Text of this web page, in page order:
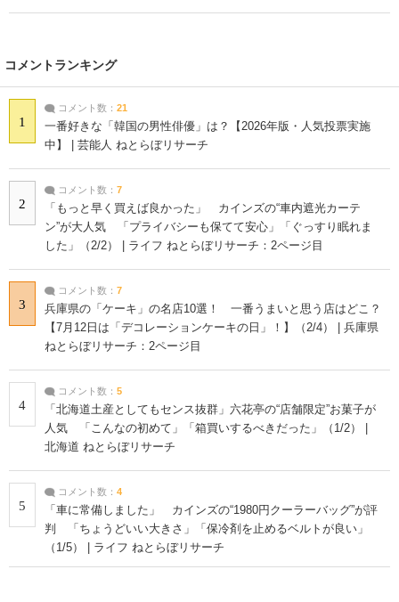
コメントランキング
1
コメント数： 21
一番好きな「韓国の男性俳優」は？【2026年版・人気投票実施
中】 | 芸能人 ねとらぼリサーチ
2
コメント数： 7
「もっと早く買えば良かった」 カインズの“車内遮光カーテ
ン”が大人気 「プライバシーも保てて安心」「ぐっすり眠れま
した」（2/2） | ライフ ねとらぼリサーチ：2ページ目
3
コメント数： 7
兵庫県の「ケーキ」の名店10選！ 一番うまいと思う店はどこ？
【7月12日は「デコレーションケーキの日」！】（2/4） | 兵庫県
ねとらぼリサーチ：2ページ目
4
コメント数： 5
「北海道土産としてもセンス抜群」六花亭の“店舗限定”お菓子が
人気 「こんなの初めて」「箱買いするべきだった」（1/2） |
北海道 ねとらぼリサーチ
5
コメント数： 4
「車に常備しました」 カインズの“1980円クーラーバッグ”が評
判 「ちょうどいい大きさ」「保冷剤を止めるベルトが良い」
（1/5） | ライフ ねとらぼリサーチ